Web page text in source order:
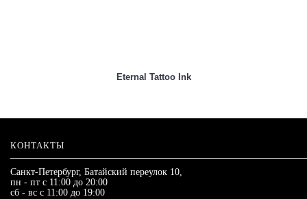
Eternal Tattoo Ink
КОНТАКТЫ
Санкт-Петербург, Батайский переулок 10,
пн - пт с 11:00 до 20:00
сб - вс с 11:00 до 19:00